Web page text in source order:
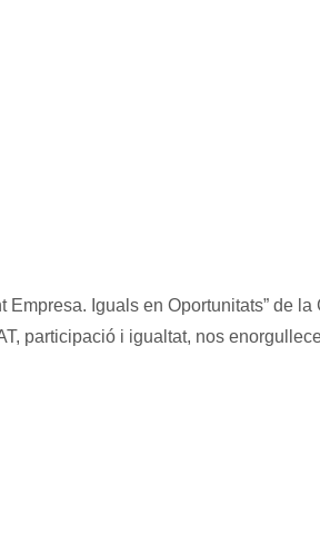
Iguals en Oportunitats” de
participació i igualtat, nos